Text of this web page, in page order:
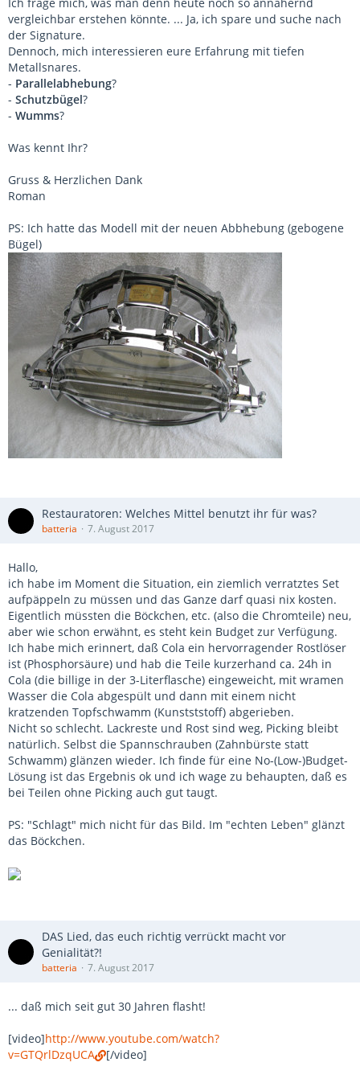
vergleichbar erstehen könnte. ... Ja, ich spare und suche nach
der Signature.
Dennoch, mich interessieren eure Erfahrung mit tiefen
Metallsnares.
- Parallelabhebung?
- Schutzbügel?
- Wumms?
Was kennt Ihr?
Gruss & Herzlichen Dank
Roman
PS: Ich hatte das Modell mit der neuen Abbhebung (gebogene
Bügel)
Restauratoren: Welches Mittel benutzt ihr für was?
batteria 7. August 2017
Hallo,
ich habe im Moment die Situation, ein ziemlich verratztes Set
aufpäppeln zu müssen und das Ganze darf quasi nix kosten.
Eigentlich müssten die Böckchen, etc. (also die Chromteile) neu,
aber wie schon erwähnt, es steht kein Budget zur Verfügung.
Ich habe mich erinnert, daß Cola ein hervorragender Rostlöser
ist (Phosphorsäure) und hab die Teile kurzerhand ca. 24h in
Cola (die billige in der 3-Literflasche) eingeweicht, mit wramen
Wasser die Cola abgespült und dann mit einem nicht
kratzenden Topfschwamm (Kunstststoff) abgerieben.
Nicht so schlecht. Lackreste und Rost sind weg, Picking bleibt
natürlich. Selbst die Spannschrauben (Zahnbürste statt
Schwamm) glänzen wieder. Ich finde für eine No-(Low-)Budget-
Lösung ist das Ergebnis ok und ich wage zu behaupten, daß es
bei Teilen ohne Picking auch gut taugt.
PS: "Schlagt" mich nicht für das Bild. Im "echten Leben" glänzt
das Böckchen.
DAS Lied, das euch richtig verrückt macht vor
Genialität?!
batteria 7. August 2017
... daß mich seit gut 30 Jahren flasht!
[video]http://www.youtube.com/watch?
v=GTQrlDzqUCA
[/video]